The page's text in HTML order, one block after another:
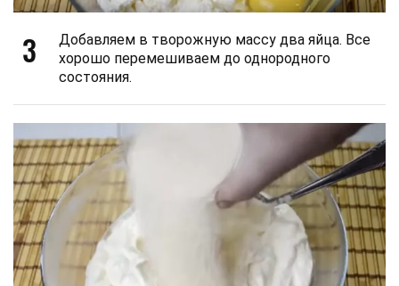
3
Добавляем в творожную массу два яйца. Все
хорошо перемешиваем до однородного
состояния.